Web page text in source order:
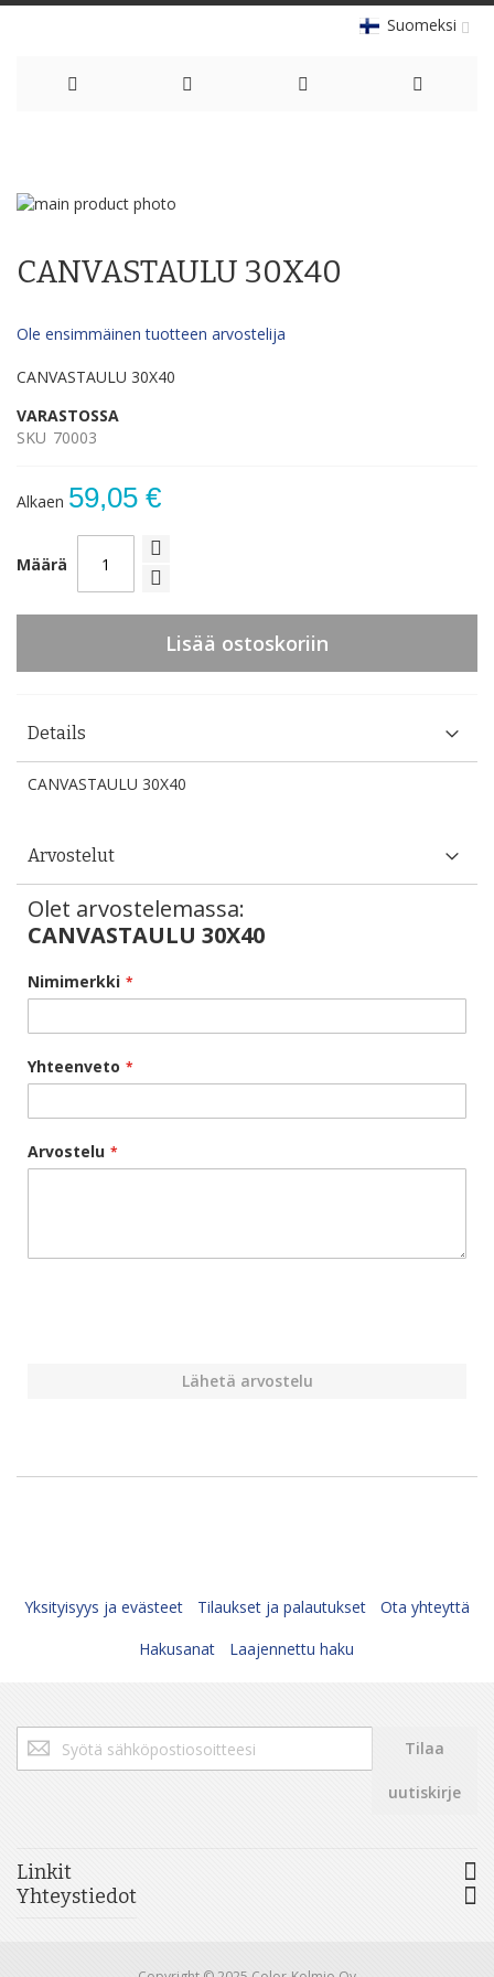
Suomeksi
Content
Skip
end
images
the
the
gallery
CANVASTAULU 30X40
Ole ensimmäinen tuotteen arvostelija
CANVASTAULU 30X40
VARASTOSSA
SKU 70003
Alkaen 59,05 €
Määrä
Lisää ostoskoriin
Details
CANVASTAULU 30X40
Arvostelut
Olet arvostelemassa:
CANVASTAULU 30X40
Nimimerkki
Yhteenveto
Arvostelu
Lähetä arvostelu
Yksityisyys ja evästeet Tilaukset ja palautukset
Ota yhteyttä
Hakusanat
Laajennettu haku
Tilaa
uutiskirjeemme:
Tilaa
uutiskirje
Linkit
Yhteystiedot